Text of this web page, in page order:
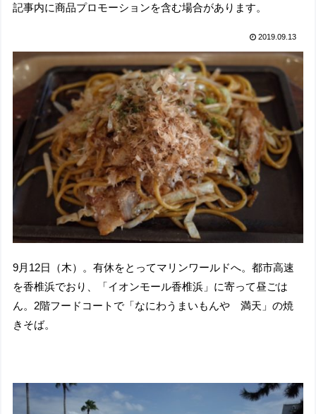
記事内に商品プロモーションを含む場合があります。
2019.09.13
9月12日（木）。有休をとってマリンワールドへ。都市高速
を香椎浜でおり、「イオンモール香椎浜」に寄って昼ごは
ん。2階フードコートで「なにわうまいもんや 満天」の焼
きそば。